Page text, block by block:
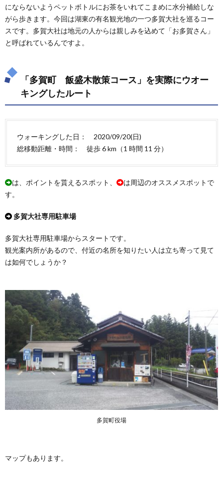
にならないようペットボトルにお茶をいれてこまめに水分補給しな
がら歩きます。今回は湖東の有名観光地の一つ多賀大社を巡るコー
スです。多賀大社は地元の人からは親しみを込めて「お多賀さん」
と呼ばれているんですよ。
「多賀町 飯盛木散策コース」を実際にウオー
キングしたルート
ウォーキングした日： 2020/09/20(日)
総移動距離・時間： 徒歩 6 km（1 時間 11 分）
は、ポイントを貰えるスポット、
は周辺のオススメスポットで
す。
多賀大社専用駐車場
多賀大社専用駐車場からスタートです。
観光案内所があるので、付近の名所を知りたい人は立ち寄って見て
は如何でしょうか？
多賀町役場
マップもあります。